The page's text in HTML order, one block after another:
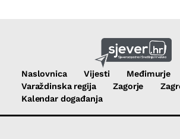
Naslovnica Vijesti Međimurje
Varaždinska regija
Zagorje
Kalendar događanja